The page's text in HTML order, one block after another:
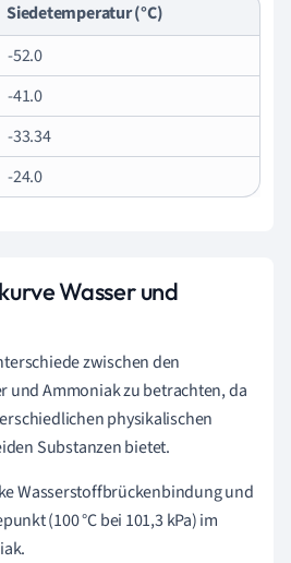
Siedetemperatur (°C)
-52.0
-41.0
-33.34
-24.0
Wasser und
zwischen den
und Ammoniak zu betrachten, da
physikalischen
Substanzen bietet.
Wasserstoffbrückenbindung und
(100 °C bei 101,3 kPa) im